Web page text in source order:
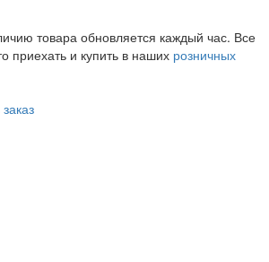
товара обновляется каждый час. Все
приехать и купить в наших розничных